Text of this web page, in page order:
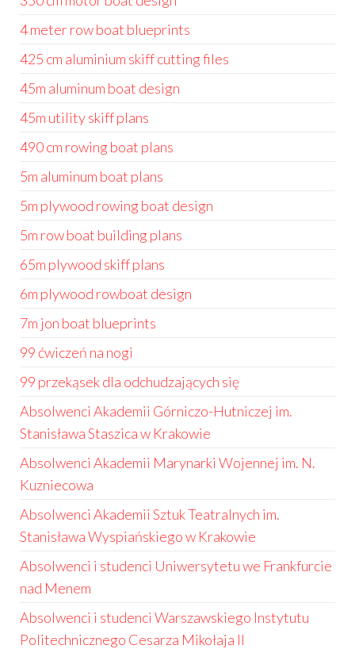
4 meter row boat blueprints
425 cm aluminium skiff cutting files
45m aluminum boat design
45m utility skiff plans
490 cm rowing boat plans
5m aluminum boat plans
5m plywood rowing boat design
5m row boat building plans
65m plywood skiff plans
6m plywood rowboat design
7m jon boat blueprints
99 ćwiczeń na nogi
99 przekąsek dla odchudzających się
Absolwenci Akademii Górniczo-Hutniczej im.
Stanisława Staszica w Krakowie
Absolwenci Akademii Marynarki Wojennej im. N.
Kuzniecowa
Absolwenci Akademii Sztuk Teatralnych im.
Stanisława Wyspiańskiego w Krakowie
Absolwenci i studenci Uniwersytetu we Frankfurcie
nad Menem
Absolwenci i studenci Warszawskiego Instytutu
Politechnicznego Cesarza Mikołaja II